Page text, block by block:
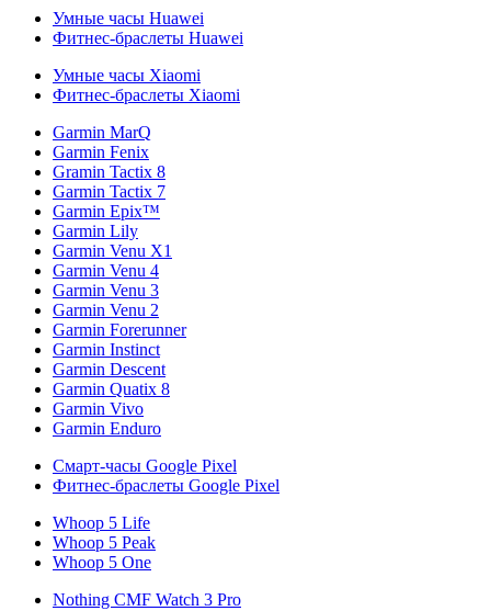
Умные часы Huawei
Фитнес-браслеты Huawei
Умные часы Xiaomi
Фитнес-браслеты Xiaomi
Garmin MarQ
Garmin Fenix
Gramin Tactix 8
Garmin Tactix 7
Garmin Epix™
Garmin Lily
Garmin Venu X1
Garmin Venu 4
Garmin Venu 3
Garmin Venu 2
Garmin Forerunner
Garmin Instinct
Garmin Descent
Garmin Quatix 8
Garmin Vivo
Garmin Enduro
Смарт-часы Google Pixel
Фитнес-браслеты Google Pixel
Whoop 5 Life
Whoop 5 Peak
Whoop 5 One
Nothing CMF Watch 3 Pro